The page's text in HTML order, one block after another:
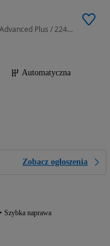
272 KM • CLA 250+ EQ / Pakiet Progressive Advanced Plus / 22427 / DDB Auto
Automatyczna
Zobacz ogłoszenia
Szybka naprawa